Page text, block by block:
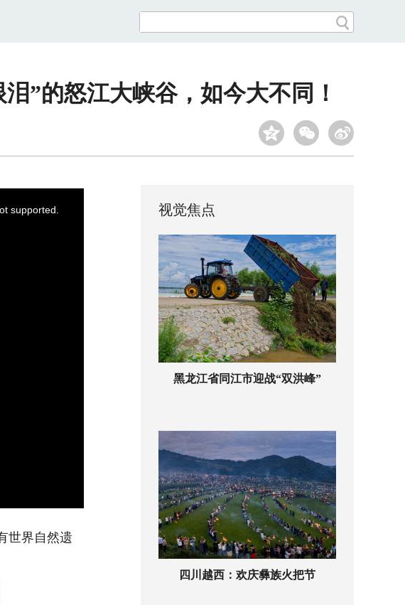
”的怒江大峡谷，如今大不同！
supported.
世界自然遗
视觉焦点
黑龙江省同江市迎战“双洪峰”
四川越西：欢庆彝族火把节